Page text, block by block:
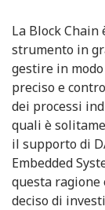
La Block Chain
strumento in
gestire in
preciso e
dei processi
quali è
il supporto di
Embedded
questa ragione
deciso di